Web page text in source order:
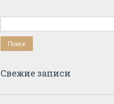
Найти:
Свежие записи